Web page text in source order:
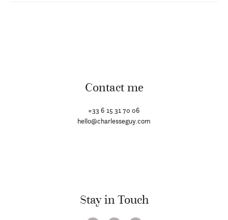
Contact me
+33 6 15 31 70 06
hello@charlesseguy.com
Stay in Touch